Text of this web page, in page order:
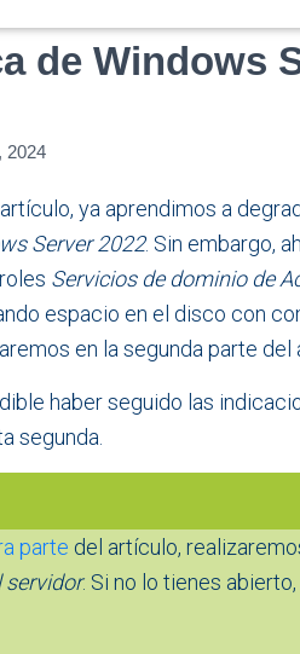
de Windows
2024
ya aprendimos a
Server 2022. Sin embargo,
Servicios de dominio de
espacio en el disco con
en la segunda parte del
haber seguido las
segunda.
parte del artículo,
servidor. Si no lo tienes